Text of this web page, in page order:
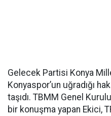
Gelecek Partisi Konya
Konyaspor’un uğradığı
taşıdı. TBMM Genel
bir konuşma yapan Ekici,